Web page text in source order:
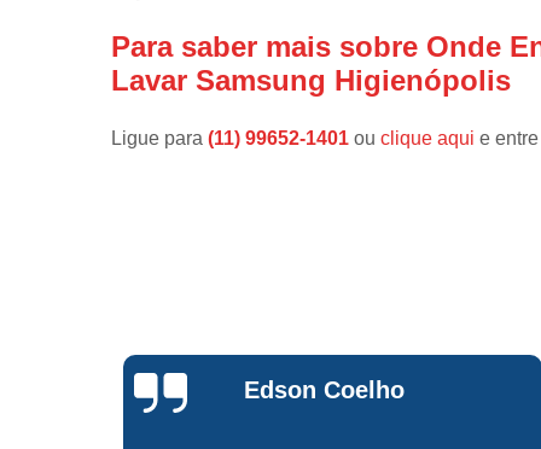
Para saber mais sobre Onde
Lavar Samsung Higienópolis
Ligue para (11) 99652-1401 ou clique aqui e
Waldirene
Monteiro